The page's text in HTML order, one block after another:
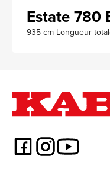
Estate 780
935 cm Longueur